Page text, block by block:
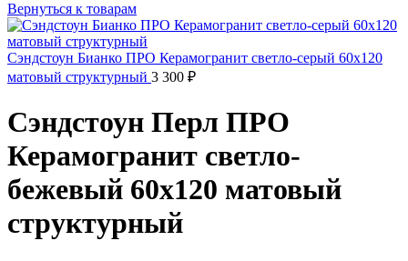
Вернуться к товарам
Сэндстоун Бианко ПРО Керамогранит светло-серый 60х120
матовый структурный 3 300 ₽
Сэндстоун Перл ПРО
Керамогранит светло-
бежевый 60х120 матовый
структурный